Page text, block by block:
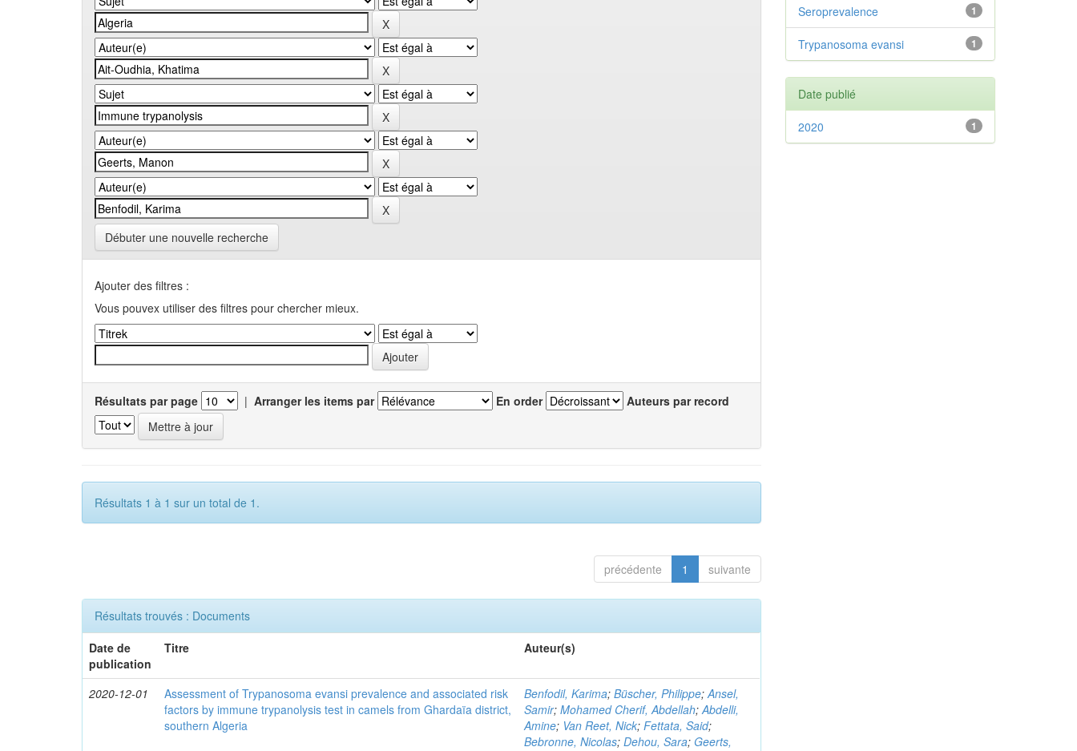
Débuter une nouvelle recherche
Ajouter des filtres :
Vous pouvex utiliser des filtres pour chercher mieux.
Résultats par page | Arranger les items par En order Auteurs par record
Résultats 1 à 1 sur un total de 1.
précédente 1 suivante
Résultats trouvés : Documents
Date de
publication
Titre Auteur(s)
2020-12-01
Assessment of Trypanosoma evansi prevalence and associated risk
factors by immune trypanolysis test in camels from Ghardaïa district,
southern Algeria
Benfodil, Karima;Büscher, Philippe;Ansel,
Samir;Mohamed Cherif, Abdellah;Abdelli,
Amine; Van Reet, Nick;Fettata, Said;
Bebronne, Nicolas;Dehou, Sara; Geerts,
1
Seroprevalence
1
Trypanosoma evansi
Date publié
1
2020